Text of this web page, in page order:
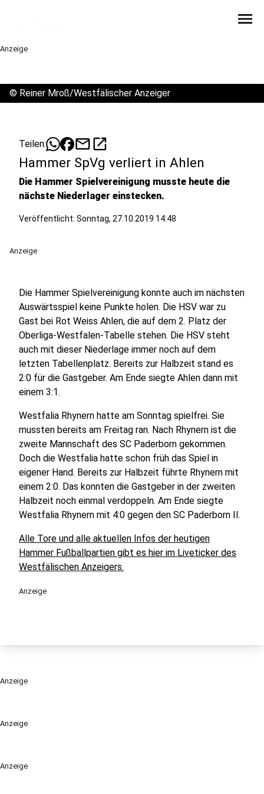
menu
Anzeige
Anzeige
Anzeige
© Reiner Mroß/Westfälischer Anzeiger
Teilen: mailopen_in_new
Hammer SpVg verliert in Ahlen
Die Hammer Spielvereinigung musste heute die
nächste Niederlager einstecken.
Veröffentlicht: Sonntag, 27.10.2019 14:48
Anzeige
Die Hammer Spielvereinigung konnte auch im nächsten
Auswärtsspiel keine Punkte holen. Die HSV war zu
Gast bei Rot Weiss Ahlen, die auf dem 2. Platz der
Oberliga-Westfalen-Tabelle stehen. Die HSV steht
auch mit dieser Niederlage immer noch auf dem
letzten Tabellenplatz. Bereits zur Halbzeit stand es
2:0 für die Gastgeber. Am Ende siegte Ahlen dann mit
einem 3:1.
Westfalia Rhynern hatte am Sonntag spielfrei. Sie
mussten bereits am Freitag ran. Nach Rhynern ist die
zweite Mannschaft des SC Paderborn gekommen.
Doch die Westfalia hatte schon früh das Spiel in
eigener Hand. Bereits zur Halbzeit führte Rhynern mit
einem 2:0. Das konnten die Gastgeber in der zweiten
Halbzeit noch einmal verdoppeln. Am Ende siegte
Westfalia Rhynern mit 4:0 gegen den SC Paderborn II.
Alle Tore und alle aktuellen Infos der heutigen
Hammer Fußballpartien gibt es hier im Liveticker des
Westfälischen Anzeigers.
Anzeige
Anzeige